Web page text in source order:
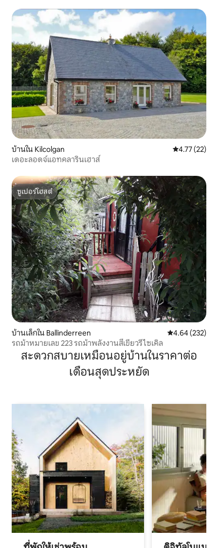
บ้านใน Kilcolgan คะแนนเฉลี่ย
4.77 (22)
เดอะลอดจ์แอทคลารินเฮาส์
ซูเปอร์โฮสต์
ซูเปอร์โฮสต์
บ้านเล็กใน Ballinderreen คะแนนเฉลี่ย
4.64 (232)
รถม้าหมายเลข 223 รถม้าพลังงานสีเขียวรีไซเคิล
สะดวกสบายเหมือนอยู่บ้านในราคาต่อ
เดือนสุดประหยัด